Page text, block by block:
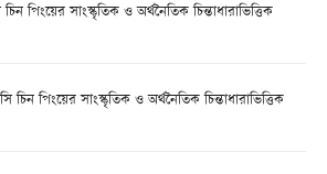
পিংয়ের সাংস্কৃতিক ও অর্থনৈতিক চিন্তাধারাভিত্তিক
চিন পিংয়ের সাংস্কৃতিক ও অর্থনৈতিক চিন্তাধারাভিত্তিক